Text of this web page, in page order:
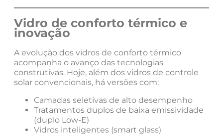
Vidro de conforto térmico e
inovação
A evolução dos vidros de conforto térmico
acompanha o avanço das tecnologias
construtivas. Hoje, além dos vidros de controle
solar convencionais, há versões com:
Camadas seletivas de alto desempenho
Tratamentos duplos de baixa emissividade
(duplo Low-E)
Vidros inteligentes (smart glass)